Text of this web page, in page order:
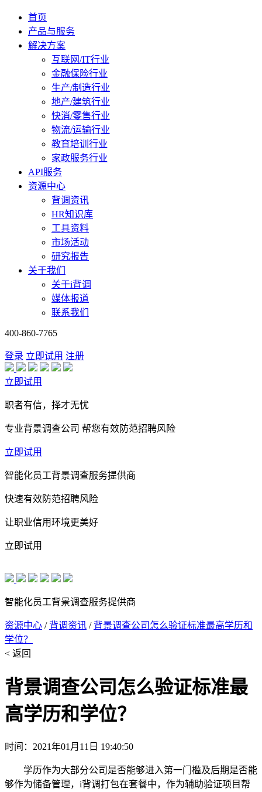
首页
产品与服务
解决方案
互联网/IT行业
金融保险行业
生产/制造行业
地产/建筑行业
快消/零售行业
物流/运输行业
教育培训行业
家政服务行业
API服务
资源中心
背调资讯
HR知识库
工具资料
市场活动
研究报告
关于我们
关于i背调
媒体报道
联系我们
400-860-7765
登录 立即试用 注册
立即试用
职者有信，择才无忧
专业背景调查公司 帮您有效防范招聘风险
立即试用
智能化员工背景调查服务提供商
快速有效防范招聘风险
让职业信用环境更美好
立即试用
智能化员工背景调查服务提供商
资源中心 / 背调资讯 / 背景调查公司怎么验证标准最高学历和
学位？
< 返回
背景调查公司怎么验证标准最
高学历和学位？
时间：2021年01月11日 19:40:50
学历作为大部分公司是否能够进入第一门槛及后期是否能
够作为储备管理，i背调打包在套餐中，作为辅助验证项目帮